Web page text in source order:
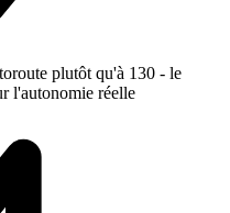
plutôt qu'à 130 - le
l'autonomie réelle